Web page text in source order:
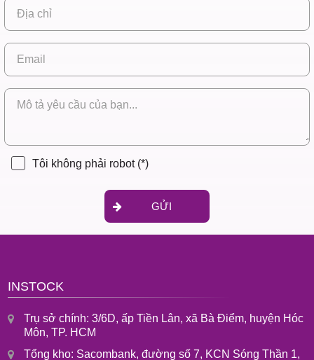
GỬI
Tôi không phải robot (*)
INSTOCK
Trụ sở chính: 3/6D, ấp Tiền Lân, xã Bà Điểm, huyện Hóc
Môn, TP. HCM
Tổng kho: Sacombank, đường số 7, KCN Sóng Thần 1,